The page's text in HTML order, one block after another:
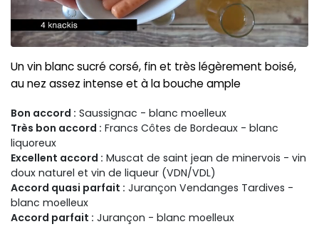
Un vin blanc sucré corsé, fin et très légèrement boisé,
au nez assez intense et à la bouche ample
Bon accord : Saussignac - blanc moelleux
Très bon accord : Francs Côtes de Bordeaux - blanc
liquoreux
Excellent accord : Muscat de saint jean de minervois - vin
doux naturel et vin de liqueur (VDN/VDL)
Accord quasi parfait : Jurançon Vendanges Tardives -
blanc moelleux
Accord parfait : Jurançon - blanc moelleux